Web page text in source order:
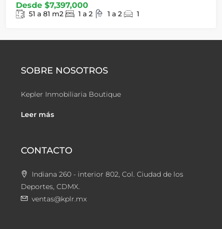
Desde $7,397,000
51 a 81 m2 1 a 2 1 a 2 1
SOBRE NOSOTROS
Kepler Inmobiliaria Boutique
Leer más
CONTACTO
Indiana 260 - interior 802, Col. Ciudad de los
Deportes, CDMX.
ventas@kplr.mx